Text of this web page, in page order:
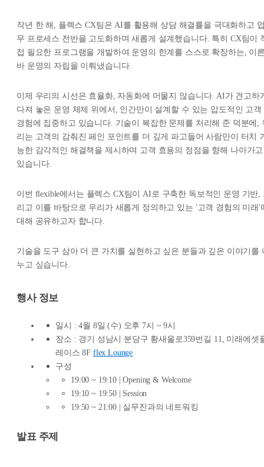
작년 한 해, 플렉스 CX팀은 AI를 활용해 상담 해결률을 극대화하고
무 프로세스 전반을 고도화하며 새롭게 설계했습니다. 특히 CX팀이
접 필요한 프로그램을 개발하여 운영의 한계를 스스로 확장하는, 이
바 운영의 자립을 이뤄냈습니다.
이제 우리의 시선은 효율화, 자동화에 머물지 않습니다. AI가 견고하
다져 놓은 운영 체제 위에서, 인간만이 설계할 수 있는 압도적인 고객
경험에 집중하고 있습니다. 기술이 복잡한 문제를 처리해 준 덕분에,
리는 고객의 감춰진 페인 포인트를 더 깊게 파고들어 사람만이 터치
능한 감각적인 해결책을 제시하며 고객 효용의 정점을 향해 나아가고
있습니다.
이번 flexible에서는 플렉스 CX팀이 AI로 구축한 독보적인 운영 기반,
리고 이를 바탕으로 우리가 새롭게 정의하고 있는 '고객 경험의 미래'
대해 공유하고자 합니다.
기술을 도구 삼아 더 큰 가치를 실현하고 싶은 분들과 깊은 이야기를
누고 싶습니다.
행사 정보
일시 : 4월 8일 (수) 오후 7시 ~ 9시
장소 : 경기 성남시 분당구 황새울로359번길 11, 미래에셋
레이스 8F flex Lounge
구성
19:00 ~ 19:10 | Opening & Welcome
19:10 ~ 19:50 | Session
19:50 ~ 21:00 | 실무진과의 네트워킹
발표 주제